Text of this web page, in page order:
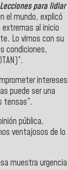
Lecciones para lidiar
el mundo, explicó
al inicio
Lo vimos con su
condiciones,
intereses
puede ser una
tensas”.
pública,
ventajosos de lo
muestra urgencia